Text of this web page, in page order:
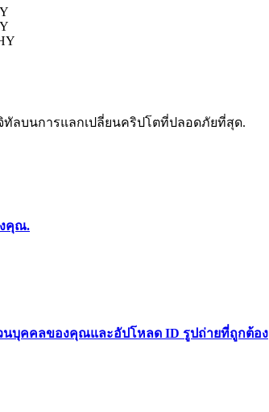
ค่าคอมมิชชั่นการคัดลอกการซื้อขาย
ทัลบนการแลกเปลี่ยนคริปโตที่ปลอดภัยที่สุด.
งคุณ.
บุคคลของคุณและอัปโหลด ID รูปถ่ายที่ถูกต้อง